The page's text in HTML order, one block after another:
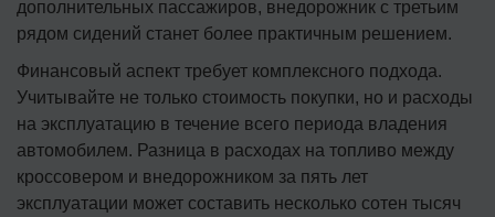
дополнительных пассажиров, внедорожник с третьим
рядом сидений станет более практичным решением.
Финансовый аспект требует комплексного подхода.
Учитывайте не только стоимость покупки, но и расходы
на эксплуатацию в течение всего периода владения
автомобилем. Разница в расходах на топливо между
кроссовером и внедорожником за пять лет
эксплуатации может составить несколько сотен тысяч